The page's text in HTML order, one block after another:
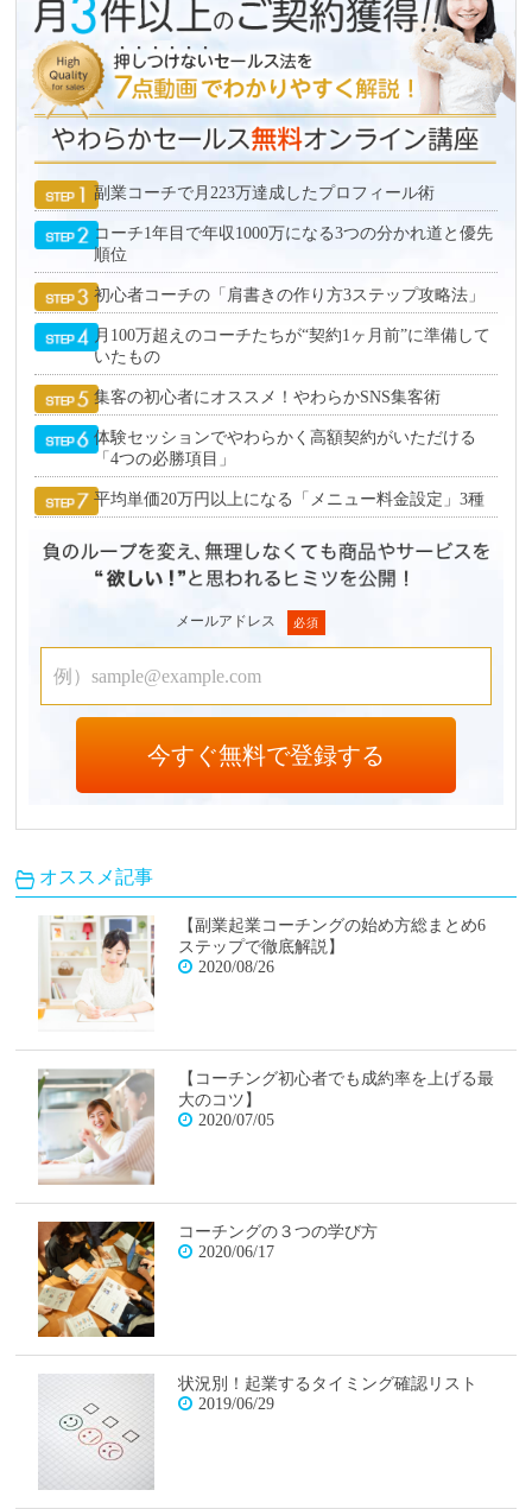
副業コーチで月223万達成したプロフィール術
コーチ1年目で年収1000万になる3つの分かれ道と優先
順位
初心者コーチの「肩書きの作り方3ステップ攻略法」
月100万超えのコーチたちが“契約1ヶ月前”に準備して
いたもの
集客の初心者にオススメ！やわらかSNS集客術
体験セッションでやわらかく高額契約がいただける
「4つの必勝項目」
平均単価20万円以上になる「メニュー料金設定」3種
メールアドレス
オススメ記事
【副業起業コーチングの始め方総まとめ6
ステップで徹底解説】
2020/08/26
【コーチング初心者でも成約率を上げる最
大のコツ】
2020/07/05
コーチングの３つの学び方
2020/06/17
状況別！起業するタイミング確認リスト
2019/06/29